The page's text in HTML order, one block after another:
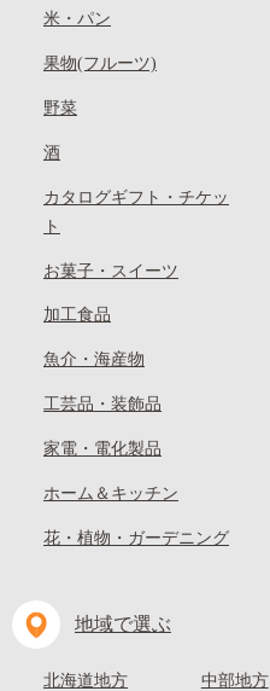
米・パン
果物(フルーツ)
野菜
酒
カタログギフト・チケッ
ト
お菓子・スイーツ
加工食品
魚介・海産物
工芸品・装飾品
家電・電化製品
ホーム＆キッチン
花・植物・ガーデニング
地域で選ぶ
北海道地方 中部地方